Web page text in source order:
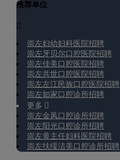
推荐单位

崇左妇幼妇科医院招聘
崇左牙贝尔口腔医院招聘
崇左佳美口腔医院招聘
崇左共世口腔医院招聘
崇左左江民族口腔医院招聘
崇左如家口腔诊所招聘
更多 
崇左金凤口腔诊所招聘
崇左阳光口腔诊所招聘
崇左黄主任妇科医院招聘
崇左扶绥洁美口腔诊所招聘